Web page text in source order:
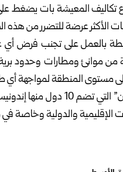
تكاليف المعيشة بات يضغط
الأكثر عرضة للتضرر من هذه
بالعمل على تجنب فرض
من موانئ ومطارات
مستوى المنطقة لمواجهة أي
وتأتي تحذيرات رابطة
الإقليمية والدولية وخاصة